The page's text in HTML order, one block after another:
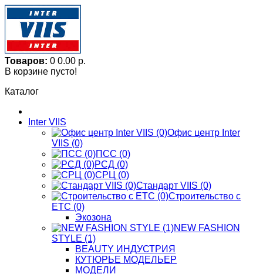
Товаров: 0 0.00 р.
В корзине пусто!
Каталог
Inter VIIS
Офис центр Inter
VIIS (0)
ПСС (0)
РСД (0)
СРЦ (0)
Стандарт VIIS (0)
Строительство с
ЕТС (0)
Экозона
NEW FASHION
STYLE (1)
BЕАUTY ИНДУСТРИЯ
КУТЮРЬЕ МОДЕЛЬЕР
МОДЕЛИ